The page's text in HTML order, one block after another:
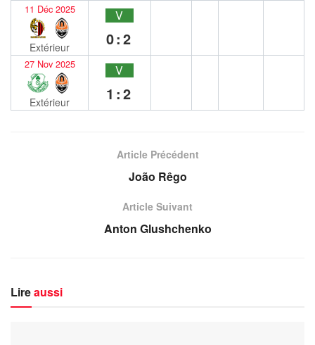
11 Déc 2025
Extérieur
V
0:2
27 Nov 2025
Extérieur
V
1:2
Article Précédent
João Rêgo
Article Suivant
Anton Glushchenko
Lireaussi